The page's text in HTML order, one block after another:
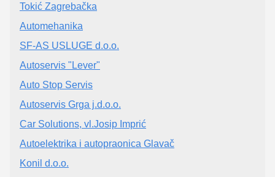
Tokić Zagrebačka
Automehanika
SF-AS USLUGE d.o.o.
Autoservis "Lever"
Auto Stop Servis
Autoservis Grga j.d.o.o.
Car Solutions, vl.Josip Imprić
Autoelektrika i autopraonica Glavač
Konil d.o.o.